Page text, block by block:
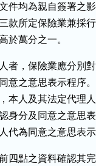
件均為親自簽署之影
款所定保險業兼採
於萬分之一。
者，保險業應分別
意之意思表示程序。
本人及其法定代理
身分及同意之意思
代為同意之意思表示
四點之資料確認其